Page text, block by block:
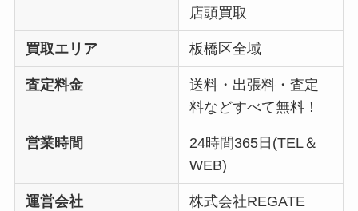
店頭買取
買取エリア 板橋区全域
査定料金
送料・出張料・査定
料などすべて無料！
営業時間
24時間365日(TEL＆
WEB)
運営会社 株式会社REGATE